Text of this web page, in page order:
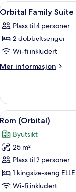
Åpne
alle
bildene
av
Orbital
Family
5
Orbital Family Suite
Plass til 4 personer
2 dobbeltsenger
Wi-fi inkludert
Mer informasjon
Mer
Family
Suite
Åpne
alle
bildene
av
Rom
(Orbital)
6
Rom (Orbital)
Byutsikt
25 m²
Plass til 2 personer
1 kingsize-seng
Wi-fi inkludert